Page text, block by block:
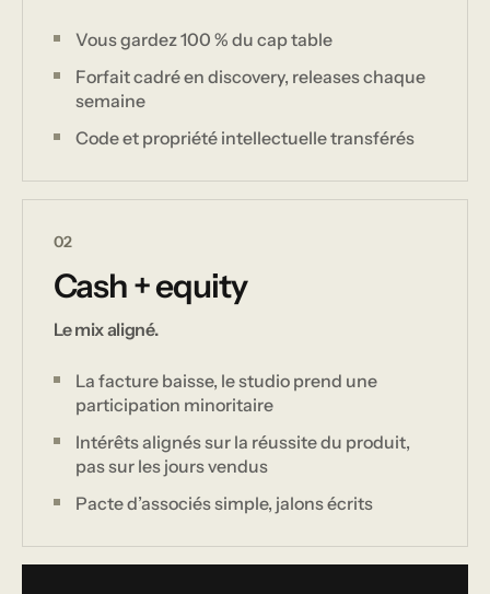
Vous gardez 100 % du cap table
Forfait cadré en discovery, releases chaque
semaine
Code et propriété intellectuelle transférés
02
Cash + equity
Le mix aligné.
La facture baisse, le studio prend une
participation minoritaire
Intérêts alignés sur la réussite du produit,
pas sur les jours vendus
Pacte d’associés simple, jalons écrits